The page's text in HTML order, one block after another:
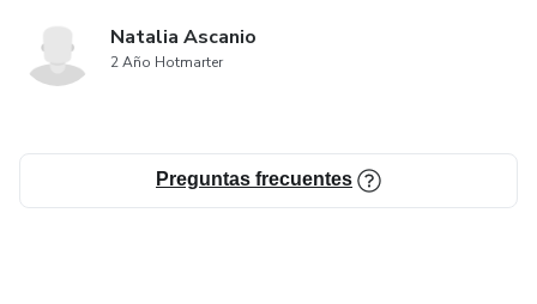
Natalia Ascanio
2 Año Hotmarter
Preguntas frecuentes